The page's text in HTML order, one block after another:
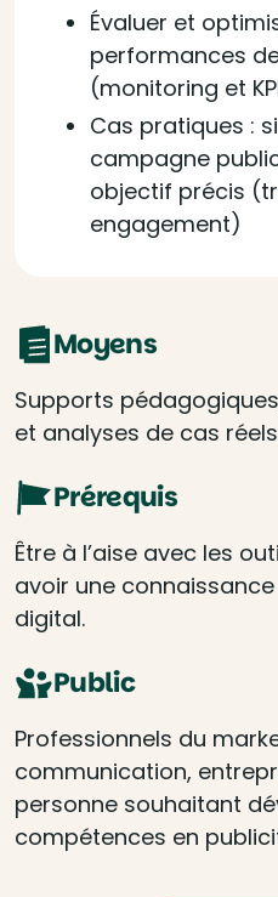
Évaluer et
performances
(monitoring et
Cas pratiques :
campagne
objectif précis
engagement)
Moyens
Supports
et analyses de cas
Prérequis
Être à l’aise avec les
avoir une
digital.
Public
Professionnels du
communication,
personne souhaitant
compétences en